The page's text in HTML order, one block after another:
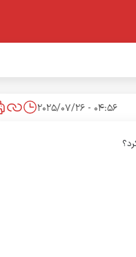
04:56 - 2025/07/26